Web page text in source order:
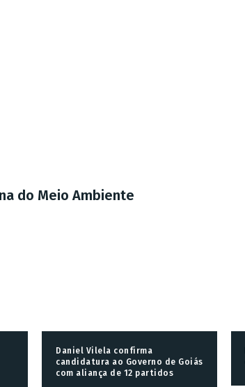
do Meio Ambiente
Daniel Vilela confirma
candidatura ao Governo de Goiás
com aliança de 12 partidos